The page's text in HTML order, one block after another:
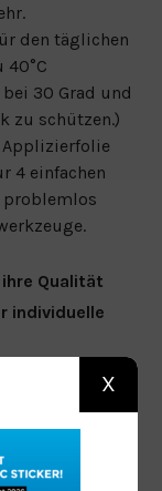
den täglichen
40°C
30 Grad und
zu schützen.)
Applizierfolie
4 einfachen
problemlos
Qualität
individuelle
in der
X